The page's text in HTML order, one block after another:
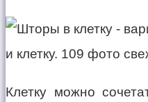
Клетку можно